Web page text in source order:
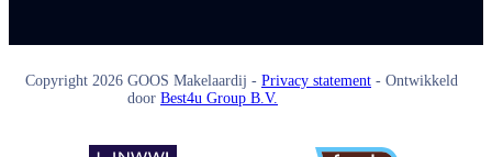
Copyright 2026 GOOS Makelaardij - Privacy statement - Ontwikkeld
door Best4u Group B.V.